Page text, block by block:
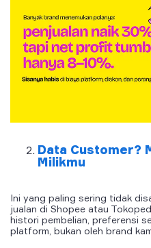
Data Customer?
Milikmu
Ini yang paling sering tidak
jualan di Shopee atau
histori pembelian, preferensi
platform, bukan oleh brand